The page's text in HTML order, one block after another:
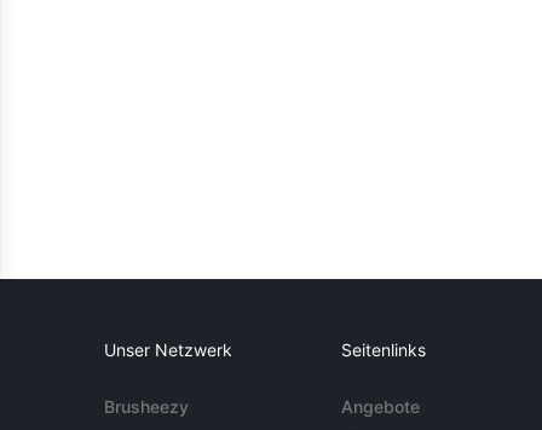
Unser Netzwerk
Brusheezy
Seitenlinks
Angebote